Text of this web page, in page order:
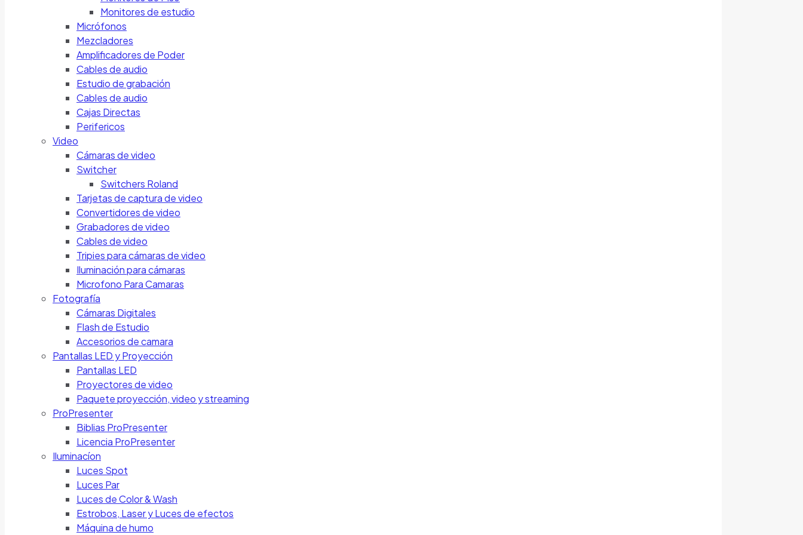
Monitores de estudio
Micrófonos
Mezcladores
Amplificadores de Poder
Cables de audio
Estudio de grabación
Cables de audio
Cajas Directas
Perifericos
Video
Cámaras de video
Switcher
Switchers Roland
Tarjetas de captura de video
Convertidores de video
Grabadores de video
Cables de video
Tripies para cámaras de video
Iluminación para cámaras
Microfono Para Camaras
Fotografía
Cámaras Digitales
Flash de Estudio
Accesorios de camara
Pantallas LED y Proyección
Pantallas LED
Proyectores de video
Paquete proyección, video y streaming
ProPresenter
Biblias ProPresenter
Licencia ProPresenter
Iluminacíon
Luces Spot
Luces Par
Luces de Color & Wash
Estrobos, Laser y Luces de efectos
Máquina de humo